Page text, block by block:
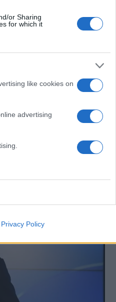
or Sharing
for which it
like cookies on
advertising
Privacy Policy
κ. Οδυσσέας
στην καρδιά της
πρωτοβουλία Allwyn
δράσεις που
παρέμβαση για
της
μπορεί να γίνει